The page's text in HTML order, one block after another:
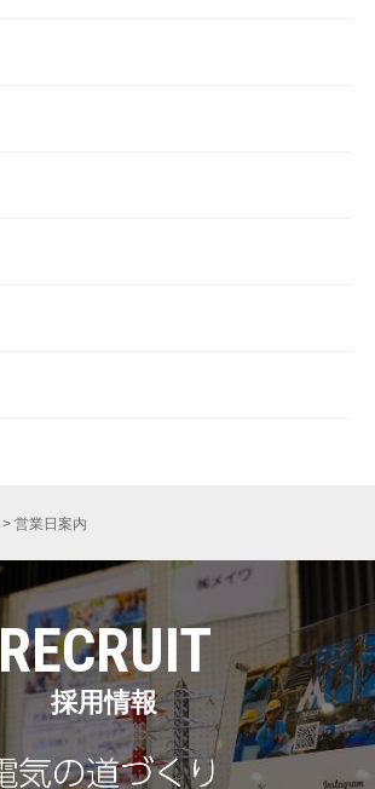
> 営業日案内
RECRUIT
採用情報